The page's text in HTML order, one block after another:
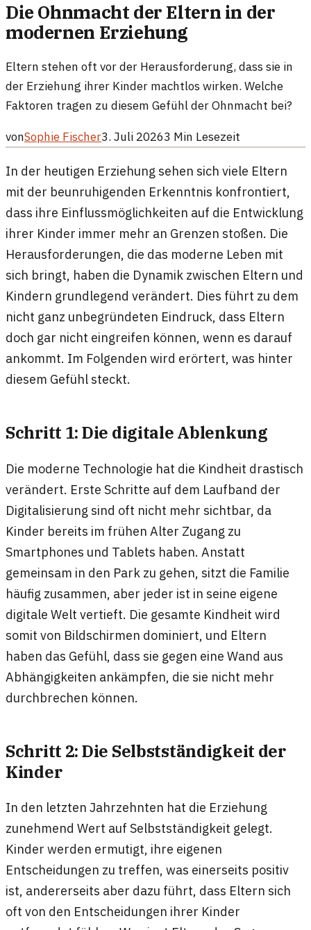
Die Ohnmacht der Eltern in der
modernen Erziehung
Eltern stehen oft vor der Herausforderung, dass sie in
der Erziehung ihrer Kinder machtlos wirken. Welche
Faktoren tragen zu diesem Gefühl der Ohnmacht bei?
vonSophie Fischer3. Juli 20263 Min Lesezeit
In der heutigen Erziehung sehen sich viele Eltern
mit der beunruhigenden Erkenntnis konfrontiert,
dass ihre Einflussmöglichkeiten auf die Entwicklung
ihrer Kinder immer mehr an Grenzen stoßen. Die
Herausforderungen, die das moderne Leben mit
sich bringt, haben die Dynamik zwischen Eltern und
Kindern grundlegend verändert. Dies führt zu dem
nicht ganz unbegründeten Eindruck, dass Eltern
doch gar nicht eingreifen können, wenn es darauf
ankommt. Im Folgenden wird erörtert, was hinter
diesem Gefühl steckt.
Schritt 1: Die digitale Ablenkung
Die moderne Technologie hat die Kindheit drastisch
verändert. Erste Schritte auf dem Laufband der
Digitalisierung sind oft nicht mehr sichtbar, da
Kinder bereits im frühen Alter Zugang zu
Smartphones und Tablets haben. Anstatt
gemeinsam in den Park zu gehen, sitzt die Familie
häufig zusammen, aber jeder ist in seine eigene
digitale Welt vertieft. Die gesamte Kindheit wird
somit von Bildschirmen dominiert, und Eltern
haben das Gefühl, dass sie gegen eine Wand aus
Abhängigkeiten ankämpfen, die sie nicht mehr
durchbrechen können.
Schritt 2: Die Selbstständigkeit der
Kinder
In den letzten Jahrzehnten hat die Erziehung
zunehmend Wert auf Selbstständigkeit gelegt.
Kinder werden ermutigt, ihre eigenen
Entscheidungen zu treffen, was einerseits positiv
ist, andererseits aber dazu führt, dass Eltern sich
oft von den Entscheidungen ihrer Kinder